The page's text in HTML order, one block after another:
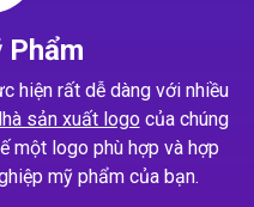
Phẩm
hiện rất dễ dàng với nhiều
sản xuất logocủa chúng
một logo phù hợp và hợp
mỹ phẩm của bạn.